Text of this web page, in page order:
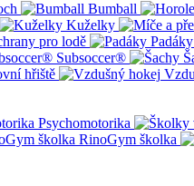
Bumball
Kuželky
pro lodě Padáky
Subsoccer®
hřiště
Psychomotorika
RinoGym školka